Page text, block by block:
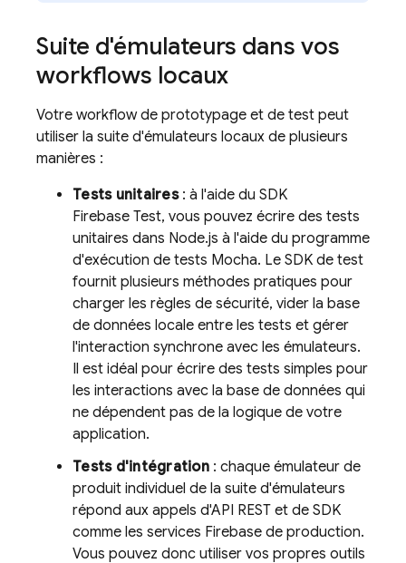
Suite d'émulateurs dans vos
workflows locaux
Votre workflow de prototypage et de test peut
utiliser la suite d'émulateurs locaux de plusieurs
manières :
Tests unitaires: à l'aide du SDK
Firebase Test, vous pouvez écrire des tests
unitaires dans Node.js à l'aide du programme
d'exécution de tests Mocha. Le SDK de test
fournit plusieurs méthodes pratiques pour
charger les règles de sécurité, vider la base
de données locale entre les tests et gérer
l'interaction synchrone avec les émulateurs.
Il est idéal pour écrire des tests simples pour
les interactions avec la base de données qui
ne dépendent pas de la logique de votre
application.
Tests d'intégration: chaque émulateur de
produit individuel de la suite d'émulateurs
répond aux appels d'API REST et de SDK
comme les services Firebase de production.
Vous pouvez donc utiliser vos propres outils